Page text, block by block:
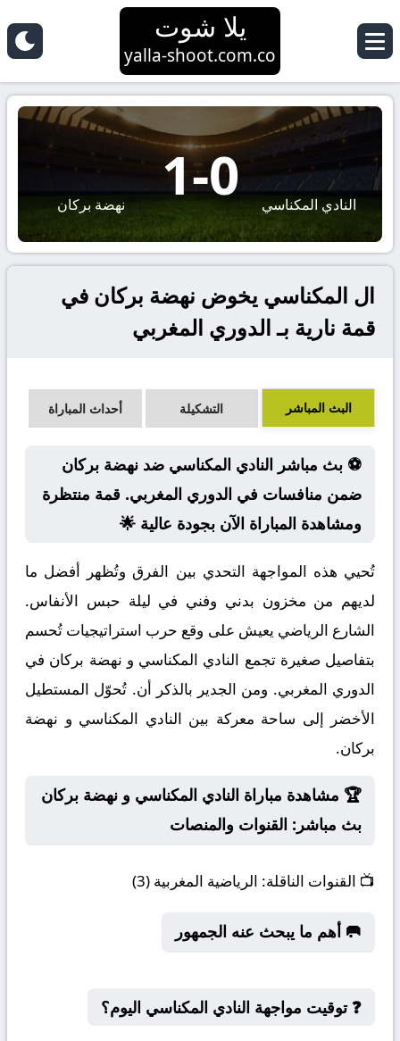
يلا شوت
yalla-shoot.com.co
النادي المكناسي 0
-
1 نهضة بركان
ال المكناسي يخوض نهضة بركان في
قمة نارية بـ الدوري المغربي
البث المباشر التشكيلة أحداث المباراة
⚽ بث مباشر النادي المكناسي ضد نهضة بركان
ضمن منافسات في الدوري المغربي. قمة منتظرة
ومشاهدة المباراة الآن بجودة عالية 🌟
تُحيي هذه المواجهة التحدي بين الفرق وتُظهر أفضل ما
لديهم من مخزون بدني وفني في ليلة حبس الأنفاس.
الشارع الرياضي يعيش على وقع حرب استراتيجيات تُحسم
بتفاصيل صغيرة تجمع النادي المكناسي و نهضة بركان في
الدوري المغربي. ومن الجدير بالذكر أن. تُحوّل المستطيل
الأخضر إلى ساحة معركة بين النادي المكناسي و نهضة
بركان.
🏆 مشاهدة مباراة النادي المكناسي و نهضة بركان
بث مباشر: القنوات والمنصات
📺 القنوات الناقلة: الرياضية المغربية (3)
🥅 أهم ما يبحث عنه الجمهور
❓ توقيت مواجهة النادي المكناسي اليوم؟